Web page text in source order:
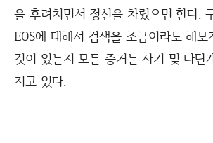
을 후려치면서 정신을 차렸으면 한다.
EOS에 대해서 검색을 조금이라도 해
것이 있는지 모든 증거는 사기 및 다단
지고 있다.